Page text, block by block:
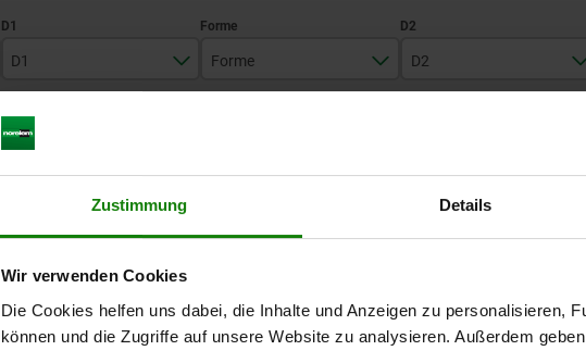
Zustimmung Details
Wir verwenden Cookies
Die Cookies helfen uns dabei, die Inhalte und Anzeigen zu personalisieren,
können und die Zugriffe auf unsere Website zu analysieren. Außerdem
D1 Forme D2
Les disponibilités sont actualisées plusieurs fois par jour à intervalles réguliers.
D
D1 Forme D2 E E1